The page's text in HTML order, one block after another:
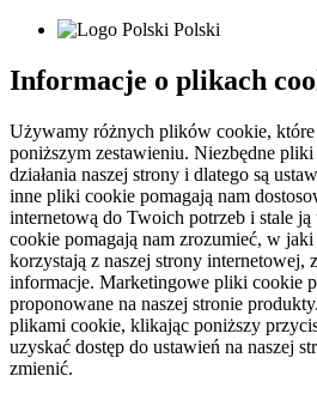
Polski
Informacje o plikach
Używamy różnych plików cookie, które
poniższym zestawieniu. Niezbędne
działania naszej strony i dlatego są
inne pliki cookie pomagają nam
internetową do Twoich potrzeb i stale
cookie pomagają nam zrozumieć, w
korzystają z naszej strony internetowej,
informacje. Marketingowe pliki cookie
proponowane na naszej stronie
plikami cookie, klikając poniższy
uzyskać dostęp do ustawień na naszej
zmienić.